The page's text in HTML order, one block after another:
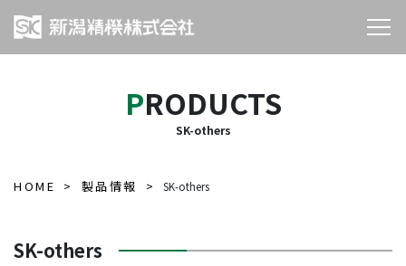
PRODUCTS
SK-others
HOME 製品情報 SK-others
SK-others